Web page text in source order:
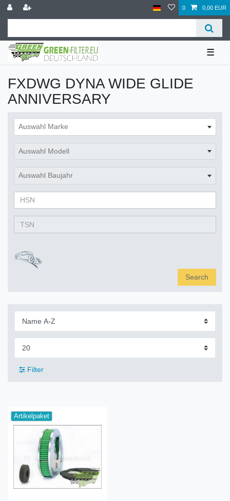
0 0,00 EUR
☰
FXDWG DYNA WIDE GLIDE
ANNIVERSARY
Auswahl Marke
Auswahl Modell
Auswahl Baujahr
Search
Filter
Artikelpaket